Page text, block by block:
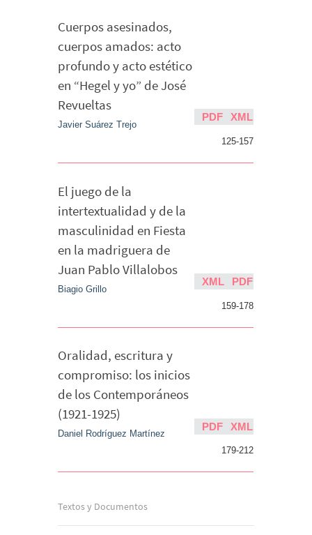
Cuerpos asesinados,
cuerpos amados: acto
profundo y acto estético
en “Hegel y yo” de José
Revueltas
Javier Suárez Trejo
125-157
PDF XML
El juego de la
intertextualidad y de la
masculinidad en Fiesta
en la madriguera de
Juan Pablo Villalobos
Biagio Grillo
159-178
XML PDF
Oralidad, escritura y
compromiso: los inicios
de los Contemporáneos
(1921-1925)
Daniel Rodríguez Martínez
179-212
PDF XML
Textos y Documentos